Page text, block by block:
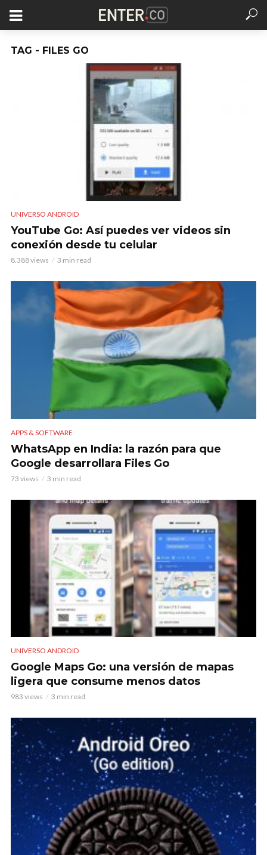
TAG - FILES GO
UNIVERSO ANDROID
YouTube Go: Así puedes ver videos sin
conexión desde tu celular
8.388 views 3 min read
APPS & SOFTWARE
WhatsApp en India: la razón para que
Google desarrollara Files Go
73 views 3 min read
UNIVERSO ANDROID
Google Maps Go: una versión de mapas
ligera que consume menos datos
983 views 3 min read